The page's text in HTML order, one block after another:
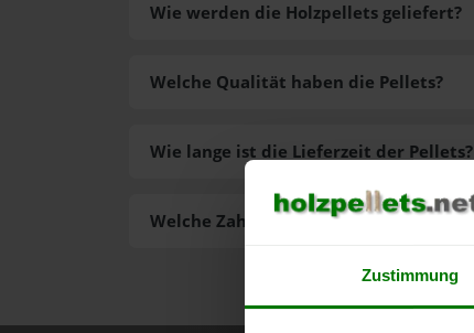
Zustimmung
Wie werden die Holzpellets geliefert?
Welche Zahlungsarten gibt es?
Welche Qualität haben die Pellets?
Wie lange ist die Lieferzeit der Pellets?